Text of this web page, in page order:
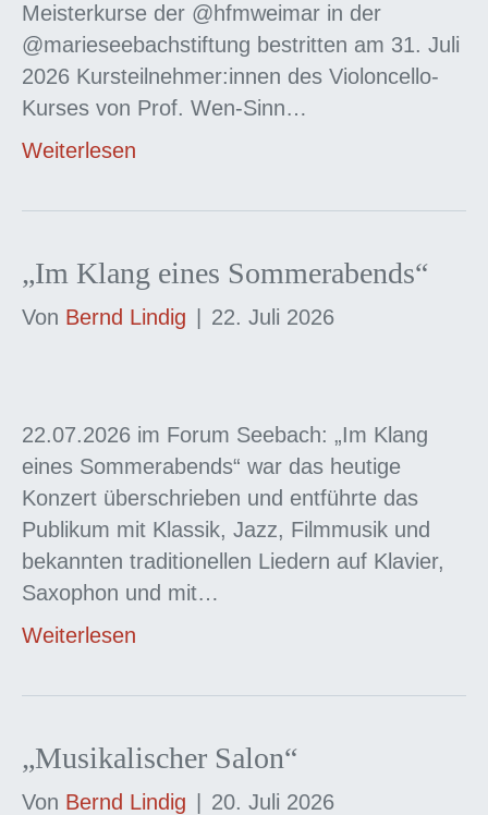
Meisterkurse der @hfmweimar in der
@marieseebachstiftung bestritten am 31. Juli
2026 Kursteilnehmer:innen des Violoncello-
Kurses von Prof. Wen-Sinn…
Weiterlesen
„Im Klang eines Sommerabends“
Von Bernd Lindig 22. Juli 2026
22.07.2026 im Forum Seebach: „Im Klang
eines Sommerabends“ war das heutige
Konzert überschrieben und entführte das
Publikum mit Klassik, Jazz, Filmmusik und
bekannten traditionellen Liedern auf Klavier,
Saxophon und mit…
Weiterlesen
„Musikalischer Salon“
Von Bernd Lindig 20. Juli 2026